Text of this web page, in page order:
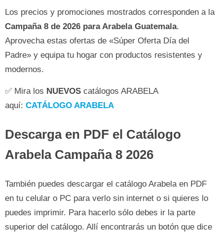
Los precios y promociones mostrados corresponden a la
Campaña 8 de 2026 para Arabela Guatemala.
Aprovecha estas ofertas de «Súper Oferta Día del
Padre» y equipa tu hogar con productos resistentes y
modernos.
✅ Mira los NUEVOS catálogos ARABELA
aquí: CATÁLOGO ARABELA
Descarga en PDF el Catálogo
Arabela Campaña 8 2026
También puedes descargar el catálogo Arabela en PDF
en tu celular o PC para verlo sin internet o si quieres lo
puedes imprimir. Para hacerlo sólo debes ir la parte
superior del catálogo. Allí encontrarás un botón que dice